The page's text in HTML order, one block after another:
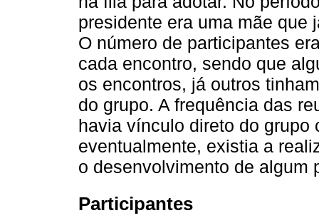
presidente era uma mãe que
O número de participantes
cada encontro, sendo que
os encontros, já outros
do grupo. A frequência das
havia vínculo direto do grupo
eventualmente, existia a
o desenvolvimento de algum
Participantes